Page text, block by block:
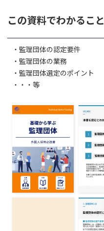
この資料でわかること
・監理団体の認定要件
・監理団体の業務
・監理団体選定のポイント
・・・等